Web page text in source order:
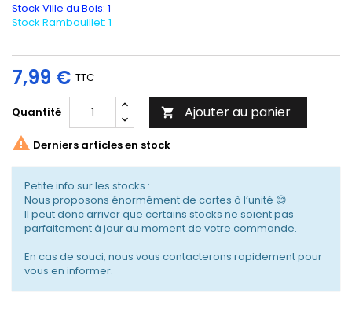
Stock Ville du Bois: 1
Stock Rambouillet: 1
7,99 € TTC
Quantité  Ajouter au panier
 Derniers articles en stock
Petite info sur les stocks :
Nous proposons énormément de cartes à l’unité 😊
Il peut donc arriver que certains stocks ne soient pas
parfaitement à jour au moment de votre commande.
En cas de souci, nous vous contacterons rapidement pour
vous en informer.